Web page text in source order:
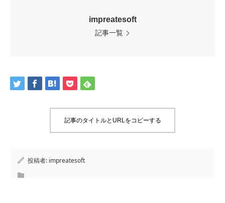
impreatesoft
記事一覧
記事のタイトルとURLをコピーする
投稿者: impreatesoft